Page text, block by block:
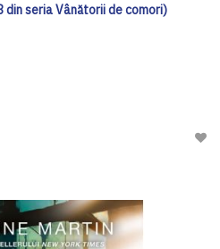
seria Vânătorii de comori)